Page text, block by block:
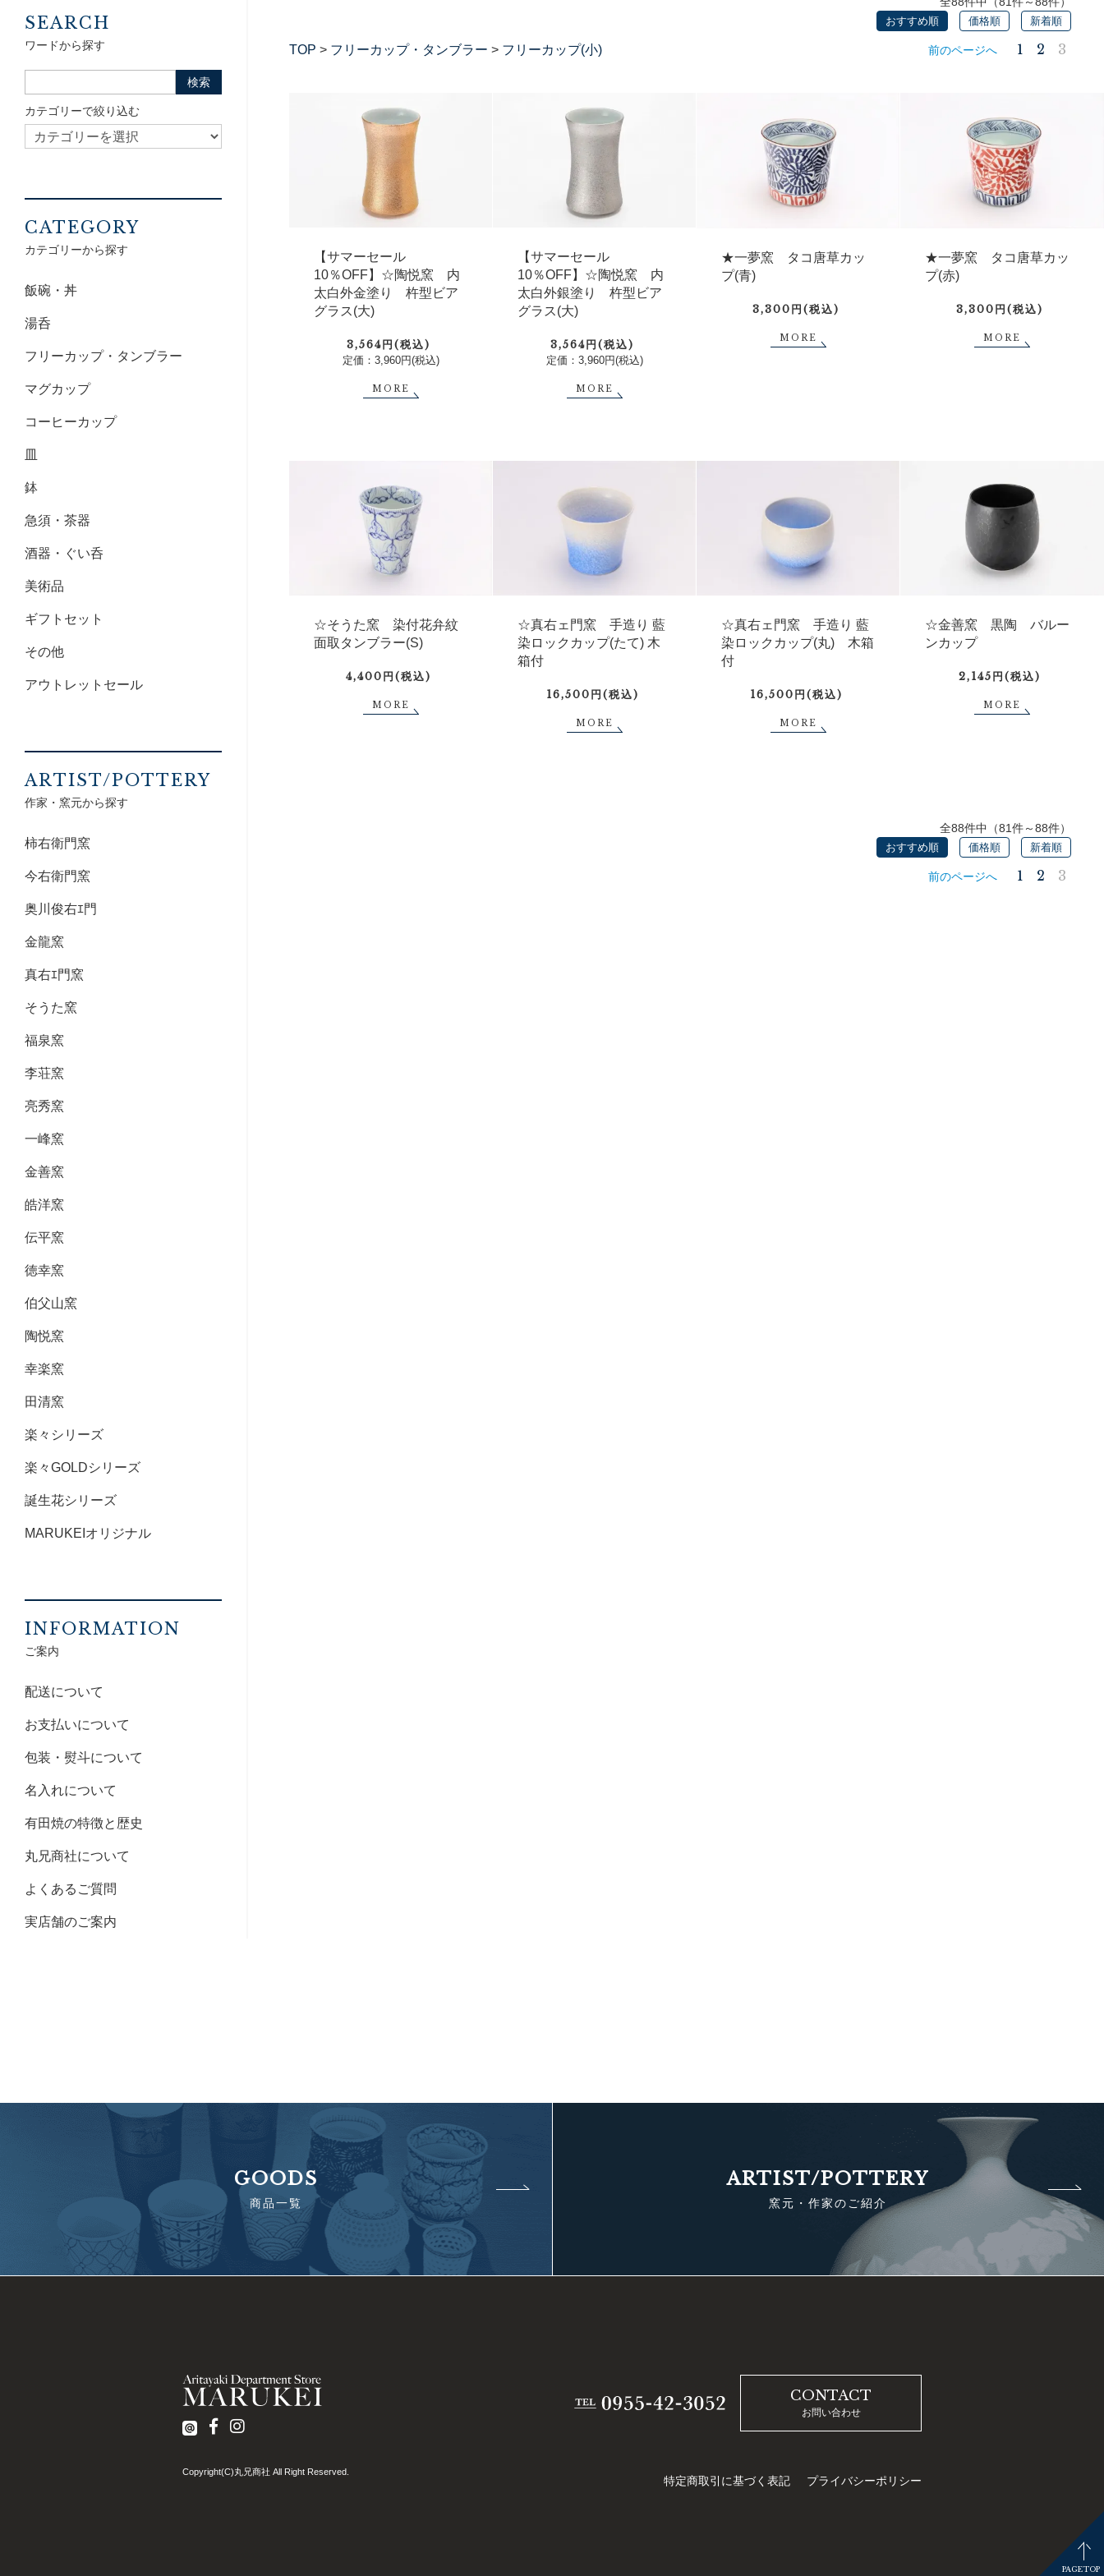
TOP > フリーカップ・タンブラー > フリーカップ(小)
おすすめ順 価格順 新着順
前のページへ 1 2 3
【サマーセール
10％OFF】☆陶悦窯 内
太白外金塗り 杵型ビア
グラス(大)
3,564円(税込)
定価：3,960円(税込)
MORE
【サマーセール
10％OFF】☆陶悦窯 内
太白外銀塗り 杵型ビア
グラス(大)
3,564円(税込)
定価：3,960円(税込)
MORE
★一夢窯 タコ唐草カッ
プ(青)
3,300円(税込)
MORE
★一夢窯 タコ唐草カッ
プ(赤)
3,300円(税込)
MORE
☆そうた窯 染付花弁紋
面取タンブラー(S)
4,400円(税込)
MORE
☆真右ェ門窯 手造り 藍
染ロックカップ(たて) 木
箱付
16,500円(税込)
MORE
☆真右ェ門窯 手造り 藍
染ロックカップ(丸) 木箱
付
16,500円(税込)
MORE
☆金善窯 黒陶 バルー
ンカップ
2,145円(税込)
MORE
全88件中（81件～88件）
おすすめ順 価格順 新着順
前のページへ 1 2 3
SEARCH
ワードから探す
カテゴリーで絞り込む
CATEGORY
カテゴリーから探す
飯碗・丼
湯呑
フリーカップ・タンブラー
マグカップ
コーヒーカップ
皿
鉢
急須・茶器
酒器・ぐい呑
美術品
ギフトセット
その他
アウトレットセール
ARTIST/POTTERY
作家・窯元から探す
柿右衛門窯
今右衛門窯
奥川俊右ｴ門
金龍窯
真右ｴ門窯
そうた窯
福泉窯
李荘窯
亮秀窯
一峰窯
金善窯
皓洋窯
伝平窯
徳幸窯
伯父山窯
陶悦窯
幸楽窯
田清窯
楽々シリーズ
楽々GOLDシリーズ
誕生花シリーズ
MARUKEIオリジナル
INFORMATION
ご案内
配送について
お支払いについて
包装・熨斗について
名入れについて
有田焼の特徴と歴史
丸兄商社について
よくあるご質問
実店舗のご案内
GOODS
商品一覧
ARTIST/POTTERY
窯元・作家のご紹介
CONTACT
お問い合わせ
特定商取引に基づく表記 プライバシーポリシー
Copyright(C)丸兄商社 All Right Reserved.
PAGETOP